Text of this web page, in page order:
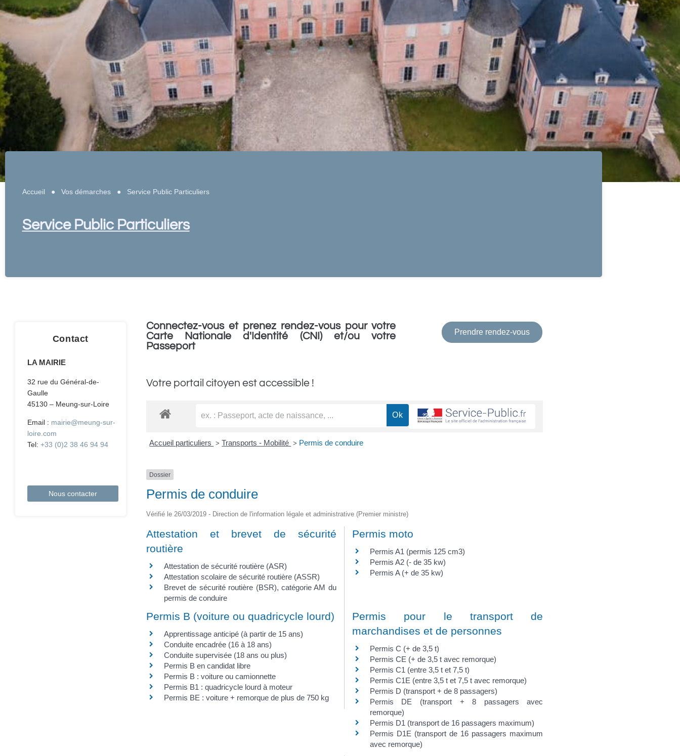
Accueil ● Vos démarches● Service Public Particuliers
Service Public Particuliers
Contact
LA MAIRIE
32 rue du Général-de-
Gaulle
45130 – Meung-sur-Loire
Email : mairie@meung-sur-
loire.com
Tel:+33 (0)2 38 46 94 94
Nous contacter
Connectez-vous et prenez rendez-vous pour votre
Carte Nationale d'Identité (CNI) et/ou votre
Passeport
Prendre rendez-vous
Votre portail citoyen est accessible !
Accueil particuliers > Transports - Mobilité > Permis de conduire
Dossier
Permis de conduire
Vérifié le 26/03/2019 - Direction de l'information légale et administrative (Premier ministre)
Attestation et brevet de sécurité
routière
Attestation de sécurité routière (ASR)
Attestation scolaire de sécurité routière (ASSR)
Brevet de sécurité routière (BSR), catégorie AM du
permis de conduire
Permis moto
Permis A1 (permis 125 cm3)
Permis A2 (- de 35 kw)
Permis A (+ de 35 kw)
Permis B (voiture ou quadricycle lourd)
Apprentissage anticipé (à partir de 15 ans)
Conduite encadrée (16 à 18 ans)
Conduite supervisée (18 ans ou plus)
Permis B en candidat libre
Permis B : voiture ou camionnette
Permis B1 : quadricycle lourd à moteur
Permis BE : voiture + remorque de plus de 750 kg
Permis pour le transport de
marchandises et de personnes
Permis C (+ de 3,5 t)
Permis CE (+ de 3,5 t avec remorque)
Permis C1 (entre 3,5 t et 7,5 t)
Permis C1E (entre 3,5 t et 7,5 t avec remorque)
Permis D (transport + de 8 passagers)
Permis DE (transport + 8 passagers avec
remorque)
Permis D1 (transport de 16 passagers maximum)
Permis D1E (transport de 16 passagers maximum
avec remorque)